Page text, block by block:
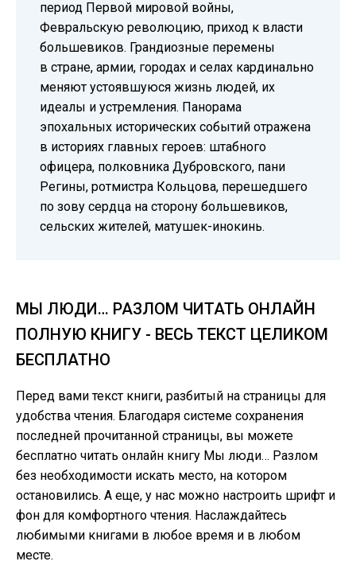
период Первой мировой войны,
Февральскую революцию, приход к власти
большевиков. Грандиозные перемены
в стране, армии, городах и селах кардинально
меняют устоявшуюся жизнь людей, их
идеалы и устремления. Панорама
эпохальных исторических событий отражена
в историях главных героев: штабного
офицера, полковника Дубровского, пани
Регины, ротмистра Кольцова, перешедшего
по зову сердца на сторону большевиков,
сельских жителей, матушек-инокинь.
МЫ ЛЮДИ… РАЗЛОМ ЧИТАТЬ ОНЛАЙН
ПОЛНУЮ КНИГУ - ВЕСЬ ТЕКСТ ЦЕЛИКОМ
БЕСПЛАТНО
Перед вами текст книги, разбитый на страницы для
удобства чтения. Благодаря системе сохранения
последней прочитанной страницы, вы можете
бесплатно читать онлайн книгу Мы люди… Разлом
без необходимости искать место, на котором
остановились. А еще, у нас можно настроить шрифт и
фон для комфортного чтения. Наслаждайтесь
любимыми книгами в любое время и в любом
месте.